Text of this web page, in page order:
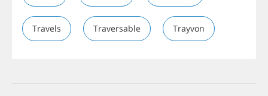
Travels Traversable Trayvon